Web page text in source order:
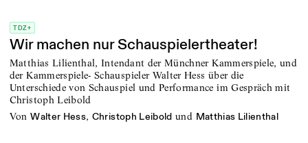
TDZ+
Wir machen nur Schauspielertheater!
Matthias Lilienthal, Intendant der Münchner Kammerspiele, und
der Kammerspiele- Schauspieler Walter Hess über die
Unterschiede von Schauspiel und Performance im Gespräch mit
Christoph Leibold
von Walter Hess, Christoph Leibold und Matthias Lilienthal